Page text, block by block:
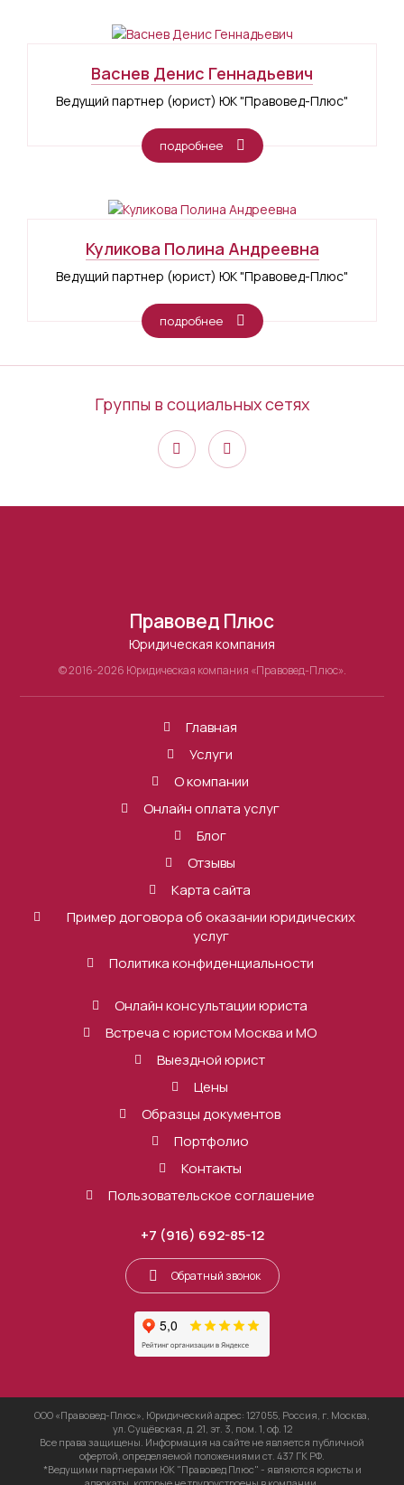
Васнев Денис Геннадьевич
Ведущий партнер (юрист) ЮК "Правовед-Плюс"
подробнее
Куликова Полина Андреевна
Ведущий партнер (юрист) ЮК "Правовед-Плюс"
подробнее
Группы в социальных сетях
Правовед Плюс
Юридическая компания
© 2016-2026 Юридическая компания «Правовед-Плюс».
Главная
Услуги
О компании
Онлайн оплата услуг
Блог
Отзывы
Карта сайта
Пример договора об оказании юридических
услуг
Политика конфиденциальности
Онлайн консультации юриста
Встреча с юристом Москва и МО
Выездной юрист
Цены
Образцы документов
Портфолио
Контакты
Пользовательское соглашение
+7 (916) 692-85-12
Обратный звонок
ООО «Правовед-Плюс», Юридический адрес: 127055, Россия, г. Москва,
ул. Сущёвская, д. 21, эт. 3, пом. 1, оф. 12
Все права защищены. Информация на сайте не является публичной
офертой, определяемой положениями ст. 437 ГК РФ.
*Ведущими партнерами ЮК "Правовед Плюс" - являются юристы и